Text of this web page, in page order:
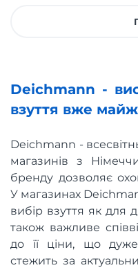
Deichmann -
взуття вже
Deichmann -
магазинів з
бренду дозволяє
У магазинах
вибір взуття як для
також важливе
до її ціни, що
стежить за